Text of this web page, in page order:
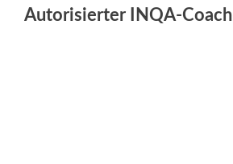
Autorisierter INQA-Coach